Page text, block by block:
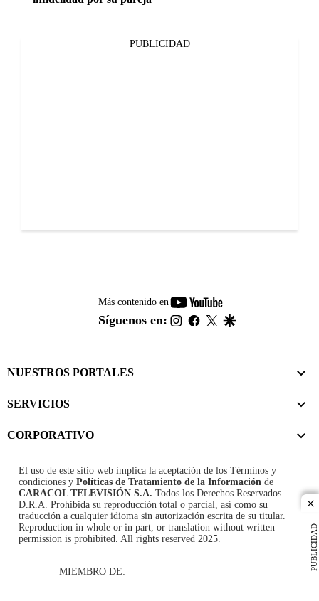
PUBLICIDAD
PUBLICIDAD
Más contenido en
youtube-
footer
Síguenos en: instagram
facebook
twitter
NUESTROS PORTALES
SERVICIOS
CORPORATIVO
El uso de este sitio web implica la aceptación de los Términos y
condiciones y Políticas de Tratamiento de la Información de
CARACOL TELEVISIÓN S.A. Todos los Derechos Reservados
D.R.A. Prohibida su reproducción total o parcial, así como su
traducción a cualquier idioma sin autorización escrita de su titular.
Reproduction in whole or in part, or translation without written
permission is prohibited. All rights reserved 2025.
MIEMBRO DE: